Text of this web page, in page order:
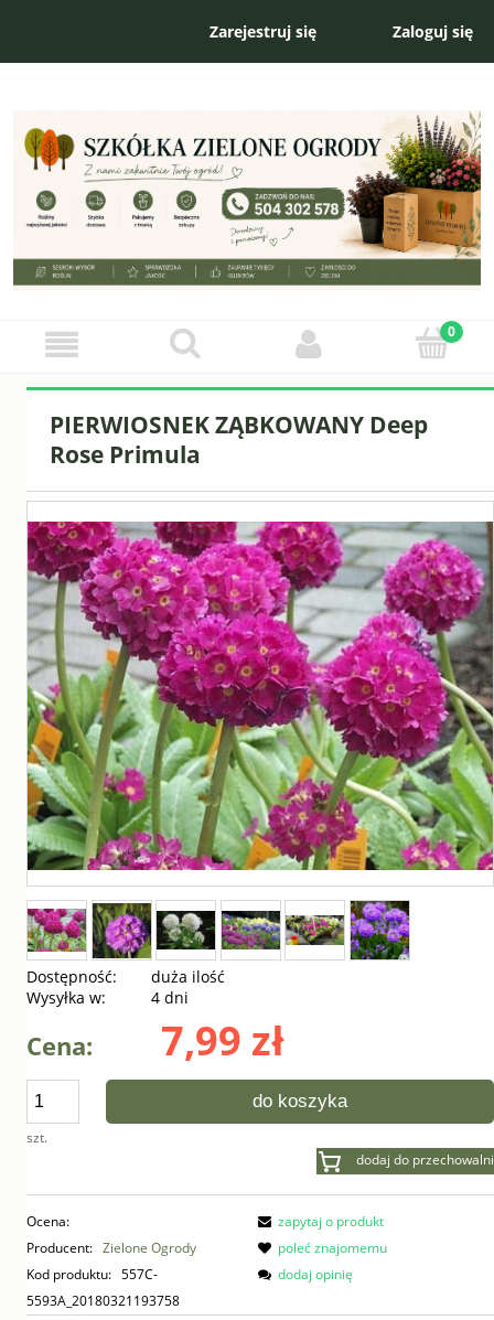
Zarejestruj się Zaloguj się
PIERWIOSNEK ZĄBKOWANY Deep
Rose Primula
Dostępność:
duża ilość
Wysyłka w:
4 dni
Cena: 7,99 zł
szt.
do koszyka
dodaj do przechowalni
Ocena:
Producent: Zielone Ogrody
Kod produktu: 557C-
5593A_20180321193758
zapytaj o produkt
poleć znajomemu
dodaj opinię